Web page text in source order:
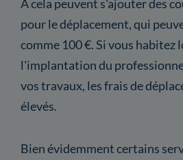
À cela peuvent s'ajouter des
pour le déplacement, qui
comme 100 €. Si vous habitez
l'implantation du
vos travaux, les frais de
élevés.
Bien évidemment certains